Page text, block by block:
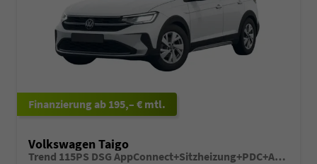
ab 195,– € mtl.
Volkswagen Taigo
Trend 115PS DSG AppConnect+Sitzheizung+PDC+Alu16+LED+DAB+FrontAssist